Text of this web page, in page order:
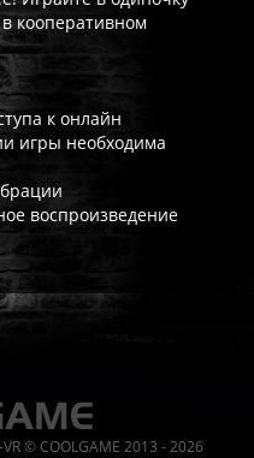
кооперативном
к онлайн
игры необходима
воспроизведение
локализация игры для
© COOLGAME 2013 - 2026